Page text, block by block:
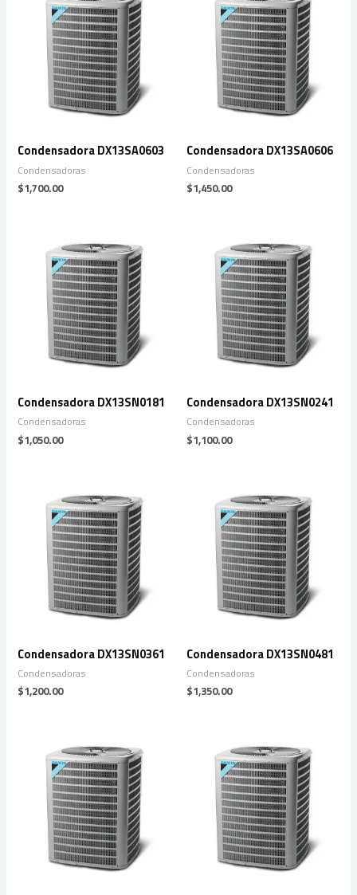
Condensadora DX13SA0603
Condensadoras
$1,700.00
Condensadora DX13SA0606
Condensadoras
$1,450.00
Condensadora DX13SN0181
Condensadoras
$1,050.00
Condensadora DX13SN0241
Condensadoras
$1,100.00
Condensadora DX13SN0361
Condensadoras
$1,200.00
Condensadora DX13SN0481
Condensadoras
$1,350.00